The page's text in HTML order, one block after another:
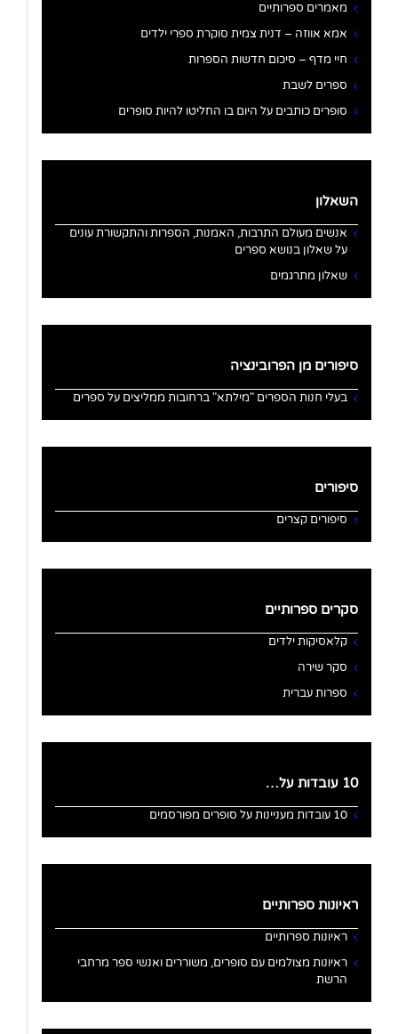
מאמרים ספרותיים
אמא אווזה – דנית צמית סוקרת ספרי ילדים
חיי מדף – סיכום חדשות הספרות
ספרים לשבת
סופרים כותבים על היום בו החליטו להיות סופרים
השאלון
אנשים מעולם התרבות, האמנות, הספרות והתקשורת עונים
על שאלון בנושא ספרים
שאלון מתרגמים
סיפורים מן הפרובינציה
בעלי חנות הספרים "מילתא" ברחובות ממליצים על ספרים
סיפורים
סיפורים קצרים
סקרים ספרותיים
קלאסיקות ילדים
סקר שירה
ספרות עברית
10 עובדות על…
10 עובדות מעניינות על סופרים מפורסמים
ראיונות ספרותיים
ראיונות ספרותיים
ראיונות מצולמים עם סופרים, משוררים ואנשי ספר מרחבי
הרשת